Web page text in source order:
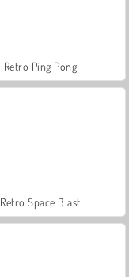
Retro Ping Pong
Retro Space Blast